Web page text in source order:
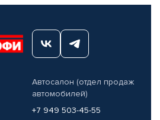
Автосалон (отдел продаж
автомобилей)
+7 949 503-45-55